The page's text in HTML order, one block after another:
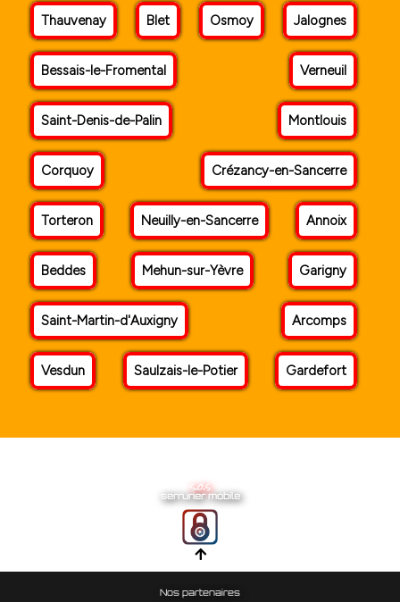
Thauvenay Blet Osmoy Jalognes
Bessais-le-Fromental Verneuil
Saint-Denis-de-Palin Montlouis
Corquoy Crézancy-en-Sancerre
Torteron Neuilly-en-Sancerre Annoix
Beddes Mehun-sur-Yèvre Garigny
Saint-Martin-d'Auxigny Arcomps
Vesdun Saulzais-le-Potier Gardefort
s.o.s
serrurier mobile
Nos partenaires